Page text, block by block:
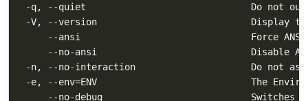
-q, --quiet                              Do not
-V, --version                            Display
--ansi                               Force
--no-ansi                            Disable
-n, --no-interaction                     Do not
-e, --env=ENV                            The
--no-debug                           Switches